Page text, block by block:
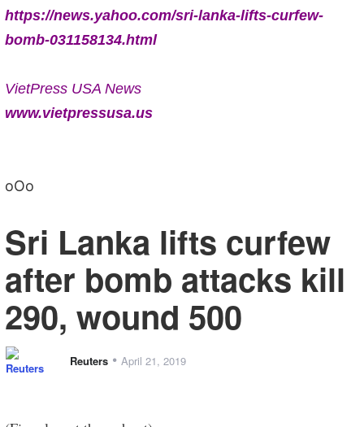
https://news.yahoo.com/sri-lanka-lifts-curfew-
bomb-031158134.html
VietPress USA News
www.vietpressusa.us
oOo
Sri Lanka lifts curfew
after bomb attacks kill
290, wound 500
Reuters • April 21, 2019